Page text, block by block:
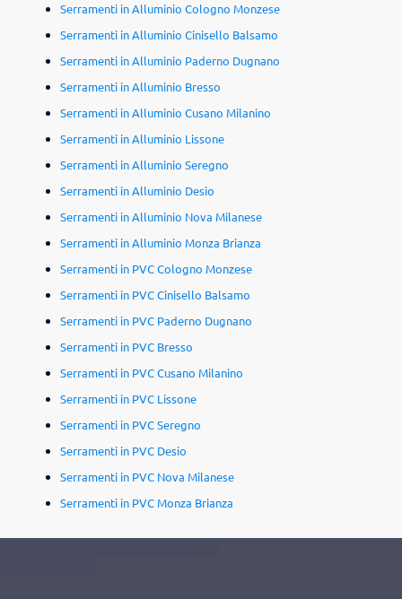
Serramenti in Alluminio Cologno Monzese
Serramenti in Alluminio Cinisello Balsamo
Serramenti in Alluminio Paderno Dugnano
Serramenti in Alluminio Bresso
Serramenti in Alluminio Cusano Milanino
Serramenti in Alluminio Lissone
Serramenti in Alluminio Seregno
Serramenti in Alluminio Desio
Serramenti in Alluminio Nova Milanese
Serramenti in Alluminio Monza Brianza
Serramenti in PVC Cologno Monzese
Serramenti in PVC Cinisello Balsamo
Serramenti in PVC Paderno Dugnano
Serramenti in PVC Bresso
Serramenti in PVC Cusano Milanino
Serramenti in PVC Lissone
Serramenti in PVC Seregno
Serramenti in PVC Desio
Serramenti in PVC Nova Milanese
Serramenti in PVC Monza Brianza